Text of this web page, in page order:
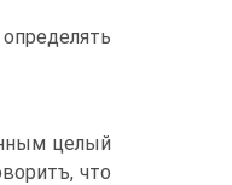
целый
что